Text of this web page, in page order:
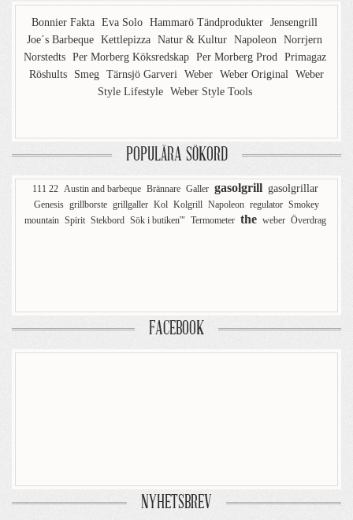
Bonnier Fakta Eva Solo Hammarö Tändprodukter Jensengrill
Joe´s Barbeque Kettlepizza Natur & Kultur Napoleon Norrjern
Norstedts Per Morberg Köksredskap Per Morberg Prod Primagaz
Röshults
Smeg Tärnsjö Garveri Weber Weber Original Weber
Style Lifestyle Weber Style Tools
POPULÄRA SÖKORD
111 22 Austin and barbeque Brännare Galler gasolgrill gasolgrillar
Genesis grillborste grillgaller Kol Kolgrill Napoleon regulator Smokey
mountain Spirit Stekbord Sök i butiken'" Termometer the weber Överdrag
FACEBOOK
NYHETSBREV